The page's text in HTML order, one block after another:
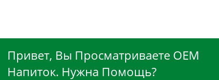
Привет, Вы Просматриваете OEM
Напиток. Нужна Помощь?